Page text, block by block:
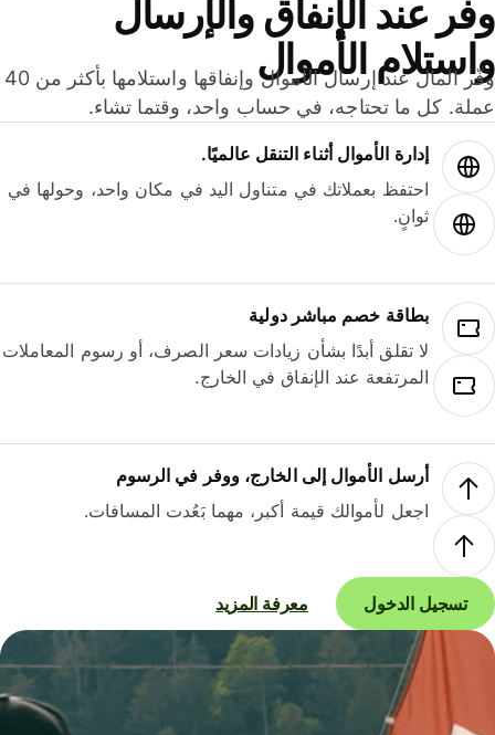
عند الإنفاق والإرسال
الأموال
وفّر المال عند إرسال الأموال وإنفاقها واستلامها بأكثر من 40
كل ما تحتاجه، في حساب واحد، وقتما تشاء.
إدارة الأموال أثناء التنقل عالميًا.
احتفظ بعملاتك في متناول اليد في مكان واحد، وحولها في
ثوانٍ.
بطاقة خصم مباشر دولية
لا تقلق أبدًا بشأن زيادات سعر الصرف، أو رسوم المعاملات
المرتفعة عند الإنفاق في الخارج.
أرسل الأموال إلى الخارج، ووفر في الرسوم
اجعل لأموالك قيمة أكبر، مهما بَعُدت المسافات.
تسجيل الدخول معرفة المزيد